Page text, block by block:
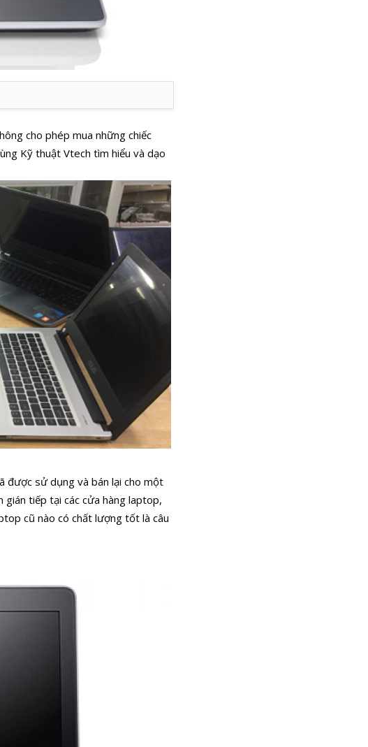
cho phép mua những chiếc
Kỹ thuật Vtech tìm hiểu và dạo
được sử dụng và bán lại cho một
gián tiếp tại các cửa hàng laptop,
cũ nào có chất lượng tốt là câu